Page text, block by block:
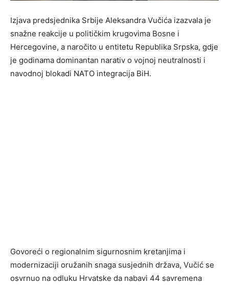
Izjava predsjednika Srbije Aleksandra Vučića izazvala je
snažne reakcije u političkim krugovima Bosne i
Hercegovine, a naročito u entitetu Republika Srpska, gdje
je godinama dominantan narativ o vojnoj neutralnosti i
navodnoj blokadi NATO integracija BiH.
Govoreći o regionalnim sigurnosnim kretanjima i
modernizaciji oružanih snaga susjednih država, Vučić se
osvrnuo na odluku Hrvatske da nabavi 44 savremena